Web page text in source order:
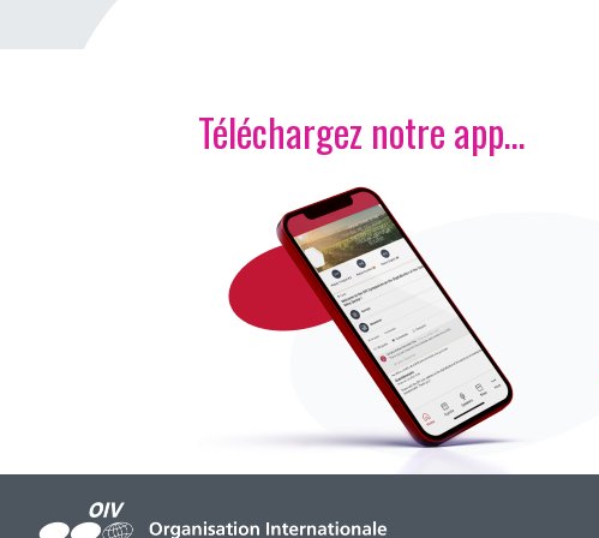
Téléchargez notre app…